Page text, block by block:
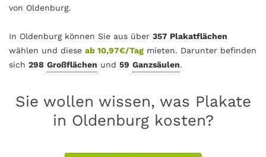
von Oldenburg.
In Oldenburg können Sie aus über 357 Plakatflächen
wählen und diese ab 10,97€/Tag mieten. Darunter befinden
sich 298 Großflächen und 59 Ganzsäulen.
Sie wollen wissen, was Plakate
in Oldenburg kosten?